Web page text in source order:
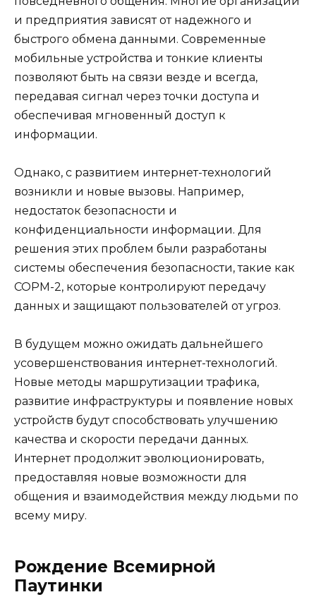
и предприятия зависят от надежного и
быстрого обмена данными. Современные
мобильные устройства и тонкие клиенты
позволяют быть на связи везде и всегда,
передавая сигнал через точки доступа и
обеспечивая мгновенный доступ к
информации.
Однако, с развитием интернет-технологий
возникли и новые вызовы. Например,
недостаток безопасности и
конфиденциальности информации. Для
решения этих проблем были разработаны
системы обеспечения безопасности, такие как
СОРМ-2, которые контролируют передачу
данных и защищают пользователей от угроз.
В будущем можно ожидать дальнейшего
усовершенствования интернет-технологий.
Новые методы маршрутизации трафика,
развитие инфраструктуры и появление новых
устройств будут способствовать улучшению
качества и скорости передачи данных.
Интернет продолжит эволюционировать,
предоставляя новые возможности для
общения и взаимодействия между людьми по
всему миру.
Рождение Всемирной
Паутинки